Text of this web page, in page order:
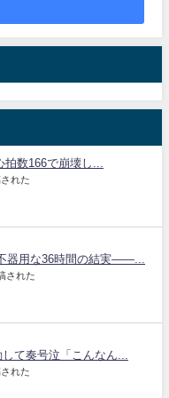
拍数166で崩壊し...
れた
器用な36時間の結実――...
された
て奏号泣「こんなん...
れた